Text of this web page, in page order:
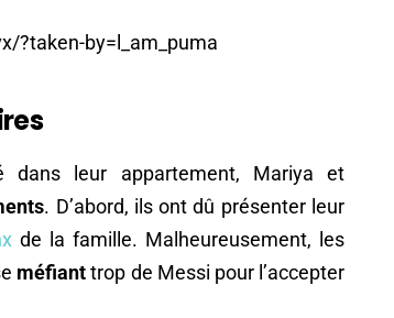
?taken-by=l_am_puma
dans leur appartement, Mariya et
. D’abord, ils ont dû présenter leur
de la famille. Malheureusement, les
méfianttrop de Messi pour l’accepter